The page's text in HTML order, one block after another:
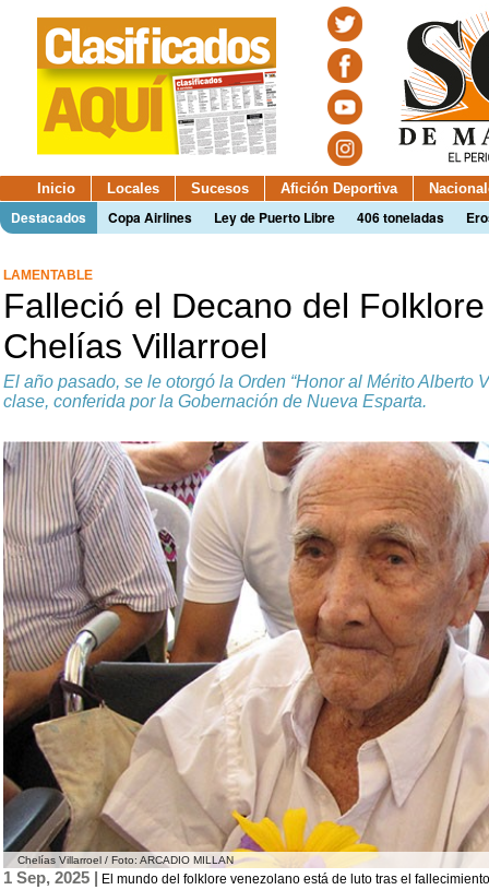
Inicio Locales Sucesos Afición Deportiva
Destacados Copa Airlines Ley de Puerto Libre 406 toneladas
LAMENTABLE
Falleció el Decano del
Chelías Villarroel
El año pasado, se le otorgó la Orden “Honor al Mérito Alberto
clase, conferida por la Gobernación de Nueva Esparta.
Chelías Villarroel / Foto: ARCADIO MILLAN
1 Sep, 2025 | El mundo del folklore venezolano está de luto tras el